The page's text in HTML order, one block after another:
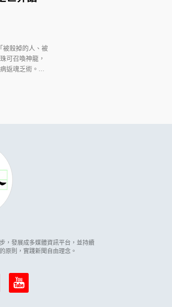
被殺掉的人、被
可召喚神龍，
返魂乏術。...
，發展成多媒體資訊平台，並持續
原則，實踐新聞自由理念。